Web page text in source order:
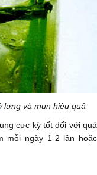
lưng và mụn hiệu quả
cực kỳ tốt đối với quá
mỗi ngày 1-2 lần hoặc